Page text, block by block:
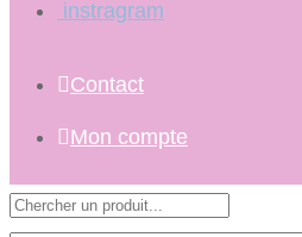
instragram
Contact
Mon compte